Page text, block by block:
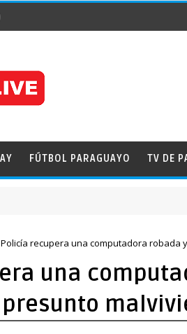
FÚTBOL PARAGUAYO TV DE
Policía recupera una computadora robada
una